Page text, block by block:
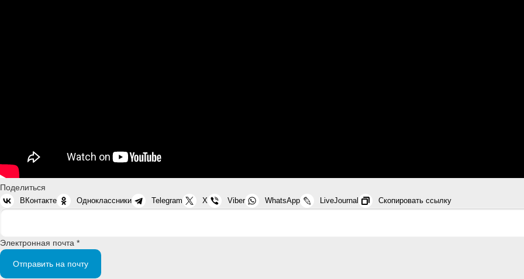
Поделиться
ВКонтакте Одноклассники Telegram X Viber WhatsApp LiveJournal Скопировать ссылку
Электронная почта *
Отправить на почту